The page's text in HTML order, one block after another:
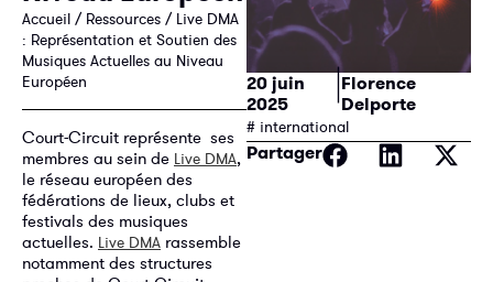
Accueil / Ressources / Live DMA
: Représentation et Soutien des
Musiques Actuelles au Niveau
Européen
Court-Circuit représente ses
membres au sein de Live DMA,
le réseau européen des
fédérations de lieux, clubs et
festivals des musiques
actuelles. Live DMA rassemble
notamment des structures
20 juin
2025
|Florence
Delporte
# international
Partager